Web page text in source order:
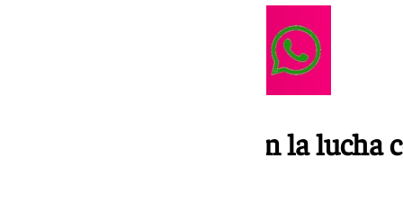
Labor fundamental en la lucha